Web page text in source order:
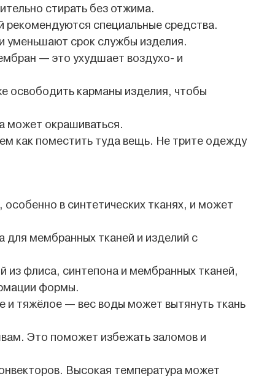
стирать без отжима.
специальные средства.
уменьшают срок службы изделия.
— это ухудшает воздухо- и
освободить карманы изделия, чтобы
может окрашиваться.
как поместить туда вещь. Не трите одежду
в синтетических тканях, и может
для мембранных тканей и изделий с
из флиса, синтепона и мембранных тканей,
формы.
и тяжёлое — вес воды может вытянуть ткань
Это поможет избежать заломов и
Высокая температура может